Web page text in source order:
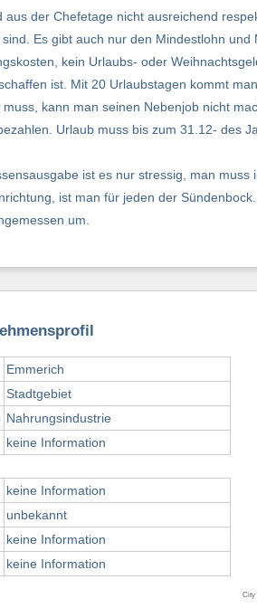
aus der Chefetage nicht ausreichend
Es gibt auch nur den Mindestlohn
kein Urlaubs- oder
ist. Mit 20 Urlaubstagen kommt
muss, kann man seinen Nebenjob nicht
Urlaub muss bis zum 31.12- des
ist es nur stressig, man
ist man für jeden der
um.
Emmerich
Stadtgebiet
Nahrungsindustrie
keine Information
keine Information
unbekannt
keine Information
keine Information
City